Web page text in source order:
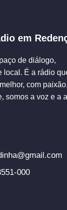
em
de diálogo,
local. É a rádio
com paixão,
somos a voz e a
000